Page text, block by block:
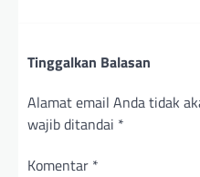
Tinggalkan Balasan
Alamat email Anda tidak
wajib ditandai *
Komentar *